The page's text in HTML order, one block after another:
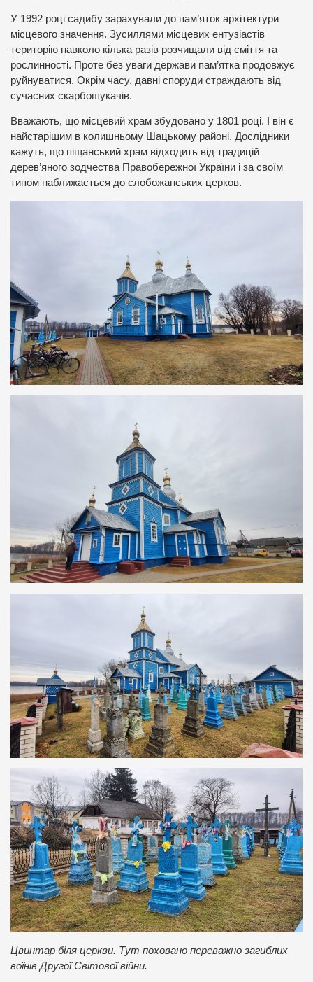
У 1992 році садибу зарахували до пам’яток архітектури
місцевого значення. Зусиллями місцевих ентузіастів
територію навколо кілька разів розчищали від сміття та
рослинності. Проте без уваги держави пам’ятка продовжує
руйнуватися. Окрім часу, давні споруди страждають від
сучасних скарбошукачів.
Вважають, що місцевий храм збудовано у 1801 році. І він є
найстарішим в колишньому Шацькому районі. Дослідники
кажуть, що піщанський храм відходить від традицій
дерев’яного зодчества Правобережної України і за своїм
типом наближається до слобожанських церков.
Цвинтар біля церкви. Тут поховано переважно загиблих
воїнів Другої Світової війни.